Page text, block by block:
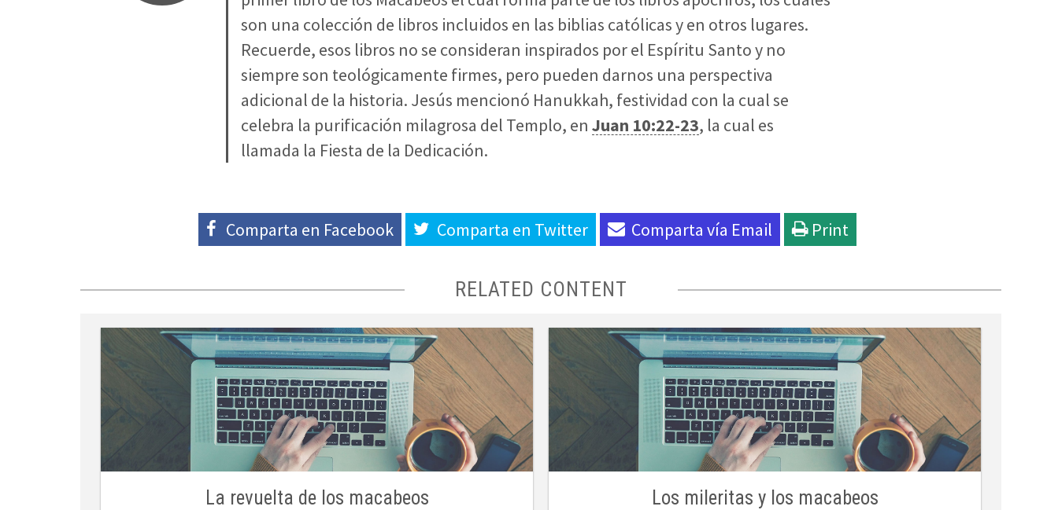
son una colección de libros incluidos en las biblias católicas y en otros lugares.
Recuerde, esos libros no se consideran inspirados por el Espíritu Santo y no
siempre son teológicamente firmes, pero pueden darnos una perspectiva
adicional de la historia. Jesús mencionó Hanukkah, festividad con la cual se
celebra la purificación milagrosa del Templo, en Juan 10:22-23, la cual es
llamada la Fiesta de la Dedicación.
Comparta en Facebook Comparta en Twitter Comparta vía Email Print
RELATED CONTENT
La revuelta de los macabeos Los mileritas y los macabeos